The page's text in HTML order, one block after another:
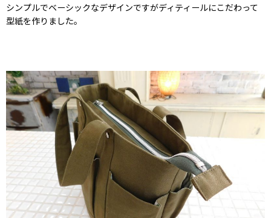
シンプルでベーシックなデザインですがディティールにこだわって
型紙を作りました。